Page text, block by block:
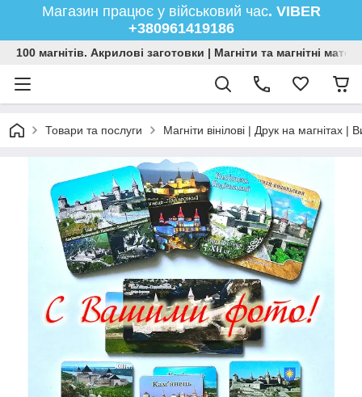
Магазин працює у військовий час. VIBER
+380961419186
100 магнітів. Акрилові заготовки | Магніти та магнітні
Товари та послуги Магніти вінілові | Друк на магнітах |